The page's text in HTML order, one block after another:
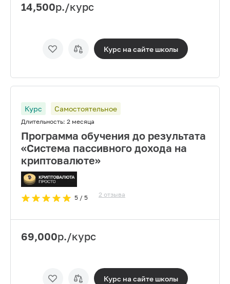
14,500р./курс
Курс на сайте школы
Курс Самостоятельное
Длительность: 2 месяца
Программа обучения до результата
«Система пассивного дохода на
криптовалюте»
5/ 5 2 отзыва
69,000р./курс
Курс на сайте школы